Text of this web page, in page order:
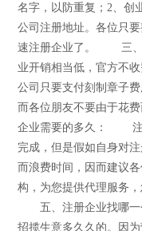
名字，以防重复；2、创
公司注册地址。各位只
速注册企业了。 三
业开销相当低，官方不
公司只要支付刻制章子
而各位朋友不要由于
企业需要的多久： 注
完成，但是假如自身对
而浪费时间，因而建议
构，为您提供代理服务
五、注册企业找哪一
招揽生意多久久的。因